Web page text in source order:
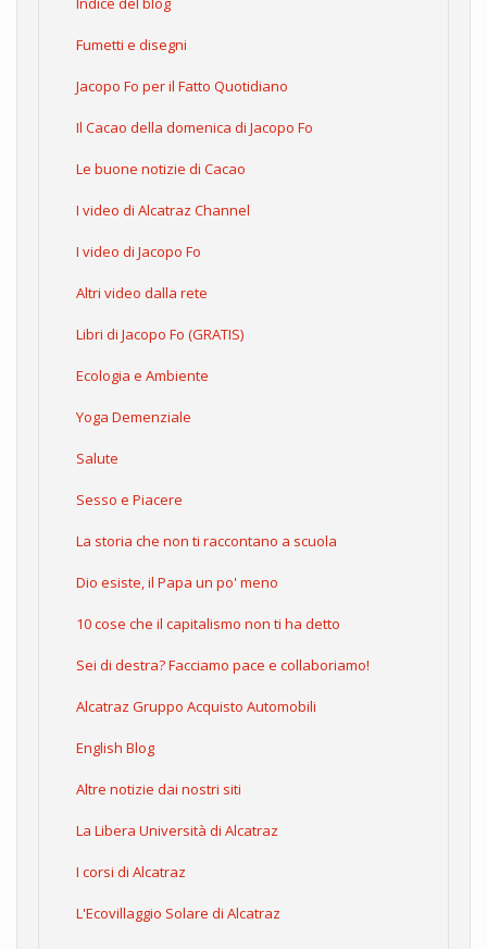
Fumetti e disegni
Jacopo Fo per il Fatto Quotidiano
Il Cacao della domenica di Jacopo Fo
Le buone notizie di Cacao
I video di Alcatraz Channel
I video di Jacopo Fo
Altri video dalla rete
Libri di Jacopo Fo (GRATIS)
Ecologia e Ambiente
Yoga Demenziale
Salute
Sesso e Piacere
La storia che non ti raccontano a scuola
Dio esiste, il Papa un po' meno
10 cose che il capitalismo non ti ha detto
Sei di destra? Facciamo pace e collaboriamo!
Alcatraz Gruppo Acquisto Automobili
English Blog
Altre notizie dai nostri siti
La Libera Università di Alcatraz
I corsi di Alcatraz
L'Ecovillaggio Solare di Alcatraz